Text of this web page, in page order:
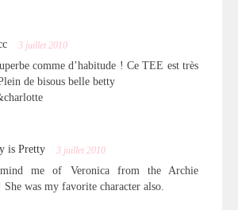
3 juillet 2010
comme d’habitude ! Ce TEE est très
de bisous belle betty
is Pretty 3 juillet 2010
me of Veronica from the Archie
She was my favorite character also.